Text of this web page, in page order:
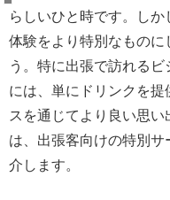
らしいひと時です。し
体験をより特別なものに
う。特に出張で訪れる
には、単にドリンクを
スを通じてより良い思
は、出張客向けの特別
介します。